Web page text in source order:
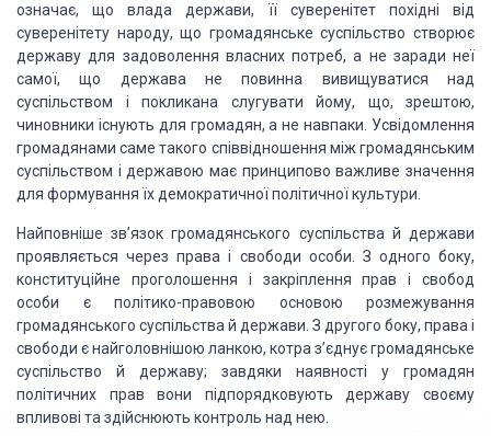
означає, що влада держави, її суверенітет похідні від
суверенітету народу, що громадянське суспільство створює
державу для задоволення власних потреб, а не заради неї
самої, що держава не повинна вивищуватися над
суспільством і покликана слугувати йому, що, зрештою,
чиновники існують для громадян, а не навпаки. Усвідомлення
громадянами саме такого співвідношення між громадянським
суспільством і державою має принципово важливе значення
для формування їх демократичної політичноїкультури.
Найповніше зв’язок громадянського суспільства й держави
проявляється через права і свободи особи. З одного боку,
конституційне проголошення і закріплення прав і свобод
особи є політико-правовою основою розмежування
громадянського суспільства й держави. З другого боку, права і
свободи є найголовнішою ланкою, котра з’єднує громадянське
суспільство й державу; завдяки наявності у громадян
політичних прав вони підпорядковують державу своєму
впливові та здійснюють контроль над нею.